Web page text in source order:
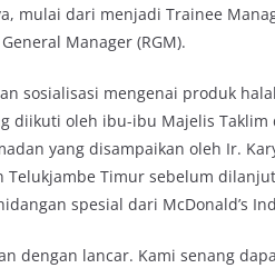
mulai dari menjadi Trainee
Manager (RGM).
sosialisasi mengenai produk
diikuti oleh ibu-ibu Majelis Taklim
yang disampaikan oleh Ir.
Telukjambe Timur sebelum
spesial dari McDonald’s
dengan lancar. Kami senang